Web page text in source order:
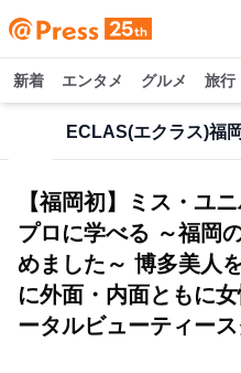
新着 エンタメ グルメ 旅行
ECLAS(エクラス)福岡
【福岡初】ミス・ユ
プロに学べる ～福岡
めました～ 博多美人
に外面・内面ともに
ータルビューティース